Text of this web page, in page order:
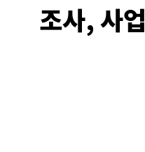
조사, 사업